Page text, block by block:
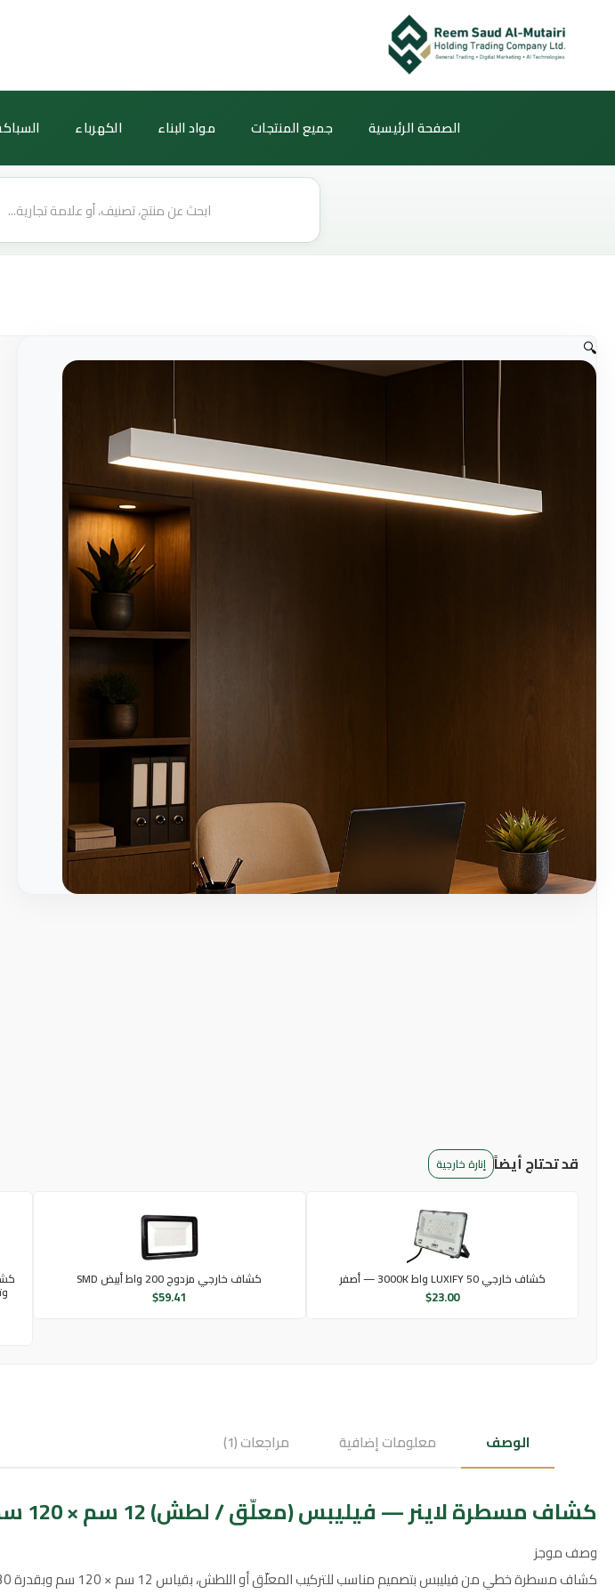
الصفحة الرئيسية جميع المنتجات مواد البناء الكهرباء
Products
🔍
قد تحتاج أيضاً إنارة خارجية
كشاف خارجي LUXIFY 50 واط 3000K — أصفر
$23.00
كشاف خارجي مزدوج 200 واط أبيض SMD
$59.41
الوصف معلومات إضافية مراجعات (1)
كشاف مسطرة لاينر — فيليبس (معلّق / لطش) 12 سم × 120 سم، لون إضاءة شمسي كريمي، 30 واط
وصف موجز
كشاف مسطرة خطي من فيليبس بتصميم مناسب للتركيب المعلّق أو اللطش، بقياس 12 سم × 120 سم وبقدرة 30 واط، يوفر إضاءة بلون شمسي كريمي مناسب للمساحات الداخلية مثل المكاتب والمتاجر والصالونات.